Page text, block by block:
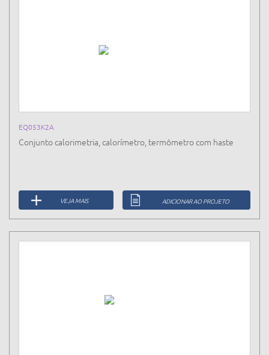
EQ053K2A
Conjunto calorimetria, calorímetro, termômetro com haste
VEJA MAIS ADICIONAR AO PROJETO